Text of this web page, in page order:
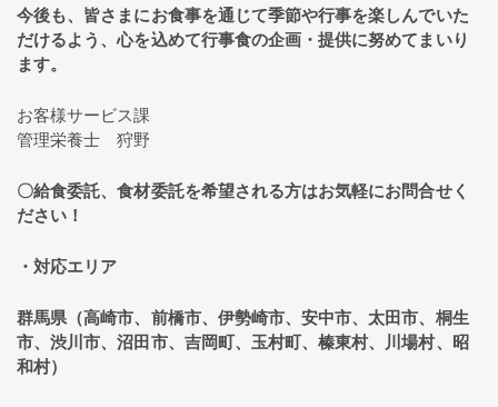
今後も、皆さまにお食事を通じて季節や行事を楽しんでいた
だけるよう、心を込めて行事食の企画・提供に努めてまいり
ます。
お客様サービス課
管理栄養士 狩野
〇給食委託、食材委託を希望される方はお気軽にお問合せく
ださい！
・対応エリア
群馬県（高崎市、前橋市、伊勢崎市、安中市、太田市、桐生
市、渋川市、沼田市、吉岡町、玉村町、榛東村、川場村、昭
和村）